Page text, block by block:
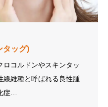
タッグ)
コルドンやスキンタッ
線維種と呼ばれる良性腫
症…